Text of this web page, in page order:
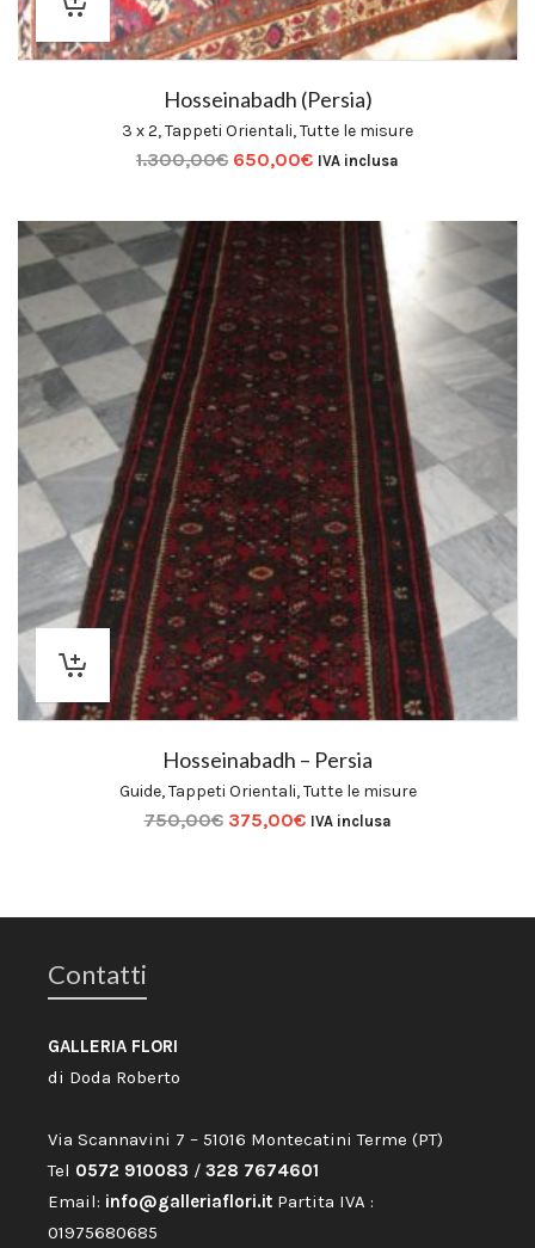
Hosseinabadh (Persia)
3 x 2,Tappeti Orientali,Tutte le misure
1.300,00€ 650,00€ IVA inclusa
Hosseinabadh – Persia
Guide,Tappeti Orientali,Tutte le misure
750,00€ 375,00€ IVA inclusa
Contatti
GALLERIA FLORI
di Doda Roberto
Via Scannavini 7 – 51016 Montecatini Terme (PT)
Tel 0572 910083 / 328 7674601
Email: info@galleriaflori.it Partita IVA :
01975680685